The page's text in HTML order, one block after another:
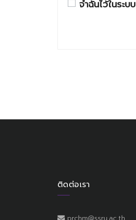
จำฉันไว้ในระบบ
ติดต่อเรา